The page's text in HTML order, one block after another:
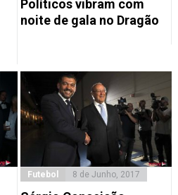
Políticos vibram com
noite de gala no Dragão
Futebol 8 de Junho, 2017